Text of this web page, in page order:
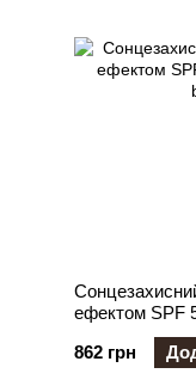
ефектом SPF
862 грн